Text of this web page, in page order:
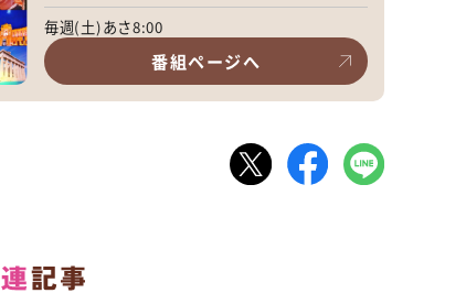
毎週(土)あさ8:00
番組ページへ